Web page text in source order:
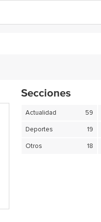
Secciones
Actualidad 59
Deportes 19
Otros 18